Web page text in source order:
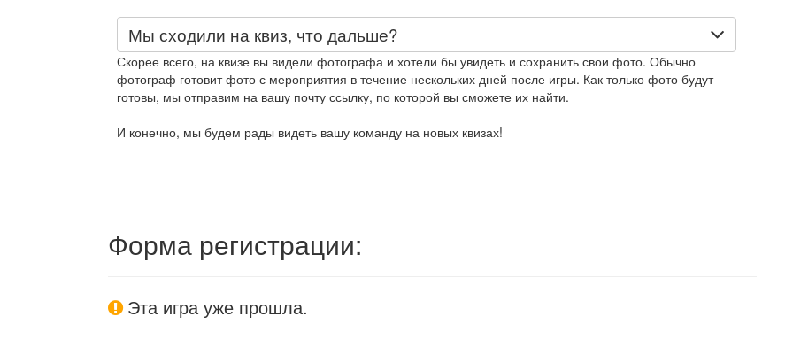
Мы сходили на квиз, что дальше?
Скорее всего, на квизе вы видели фотографа и хотели бы увидеть и сохранить свои фото. Обычно
фотограф готовит фото с мероприятия в течение нескольких дней после игры. Как только фото будут
готовы, мы отправим на вашу почту ссылку, по которой вы сможете их найти.
И конечно, мы будем рады видеть вашу команду на новых квизах!
Форма регистрации:
Эта игра уже прошла.